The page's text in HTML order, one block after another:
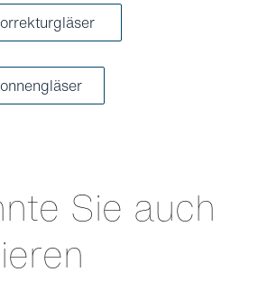
Sie auch